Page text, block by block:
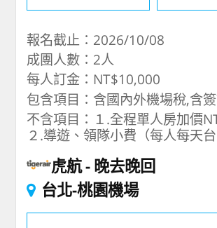
報名截止：2026/10/08
成團人數：2人
每人訂金：NT$10,000
包含項目：含國內外機場稅,含
不含項目：１.全程單人房加價
２.導遊、領隊小費（每人每天台
虎航 晚去晚回
台北-桃園機場